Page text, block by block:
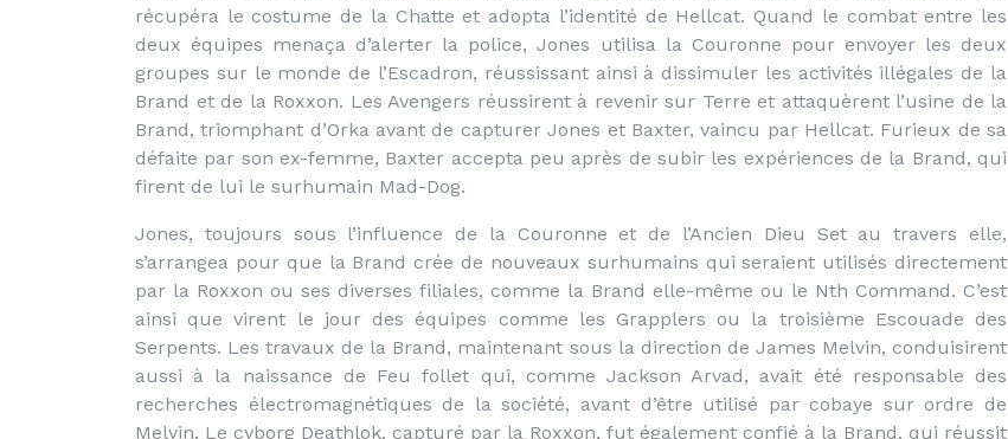
récupéra le costume de la Chatte et adopta l’identité de Hellcat. Quand le combat entre les
deux équipes menaça d’alerter la police, Jones utilisa la Couronne pour envoyer les deux
groupes sur le monde de l’Escadron, réussissant ainsi à dissimuler les activités illégales de la
Brand et de la Roxxon. Les Avengers réussirent à revenir sur Terre et attaquèrent l’usine de la
Brand, triomphant d’Orka avant de capturer Jones et Baxter, vaincu par Hellcat. Furieux de sa
défaite par son ex-femme, Baxter accepta peu après de subir les expériences de la Brand, qui
firent de lui le surhumain Mad-Dog.
Jones, toujours sous l’influence de la Couronne et de l’Ancien Dieu Set au travers elle,
s’arrangea pour que la Brand crée de nouveaux surhumains qui seraient utilisés directement
par la Roxxon ou ses diverses filiales, comme la Brand elle-même ou le Nth Command. C’est
ainsi que virent le jour des équipes comme les Grapplers ou la troisième Escouade des
Serpents. Les travaux de la Brand, maintenant sous la direction de James Melvin, conduisirent
aussi à la naissance de Feu follet qui, comme Jackson Arvad, avait été responsable des
recherches électromagnétiques de la société, avant d’être utilisé par cobaye sur ordre de
Melvin. Le cyborg Deathlok, capturé par la Roxxon, fut également confié à la Brand, qui réussit